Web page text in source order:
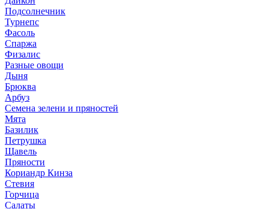
Подсолнечник
Турнепс
Фасоль
Спаржа
Физалис
Разные овощи
Дыня
Брюква
Арбуз
Семена зелени и пряностей
Мята
Базилик
Петрушка
Щавель
Пряности
Кориандр Кинза
Стевия
Горчица
Салаты